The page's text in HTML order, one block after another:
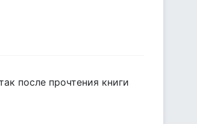
после прочтения книги